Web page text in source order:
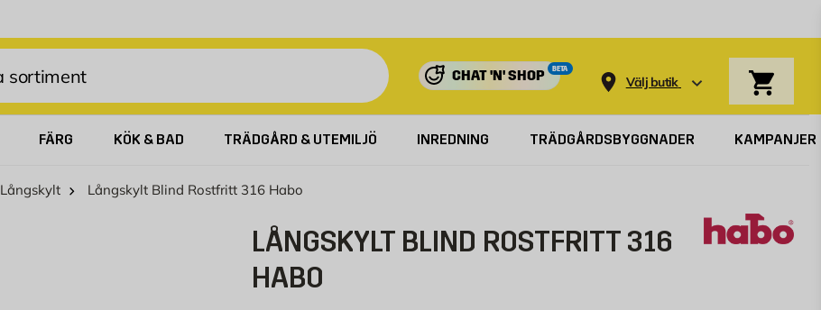
CHAT 'N' SHOP
BETA
Välj butik
FÄRG KÖK & BAD TRÄDGÅRD & UTEMILJÖ INREDNING TRÄDGÅRDSBYGGNADER KAMPANJER
Långskylt Långskylt Blind Rostfritt 316 Habo
LÅNGSKYLT BLIND ROSTFRITT 316
HABO